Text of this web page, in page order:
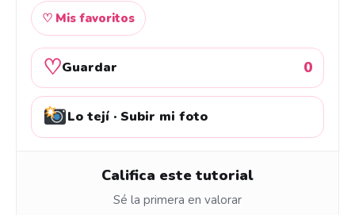
♡ Mis favoritos
♡Guardar 0
Lo tejí · Subir mi foto
Califica este tutorial
Sé la primera en valorar